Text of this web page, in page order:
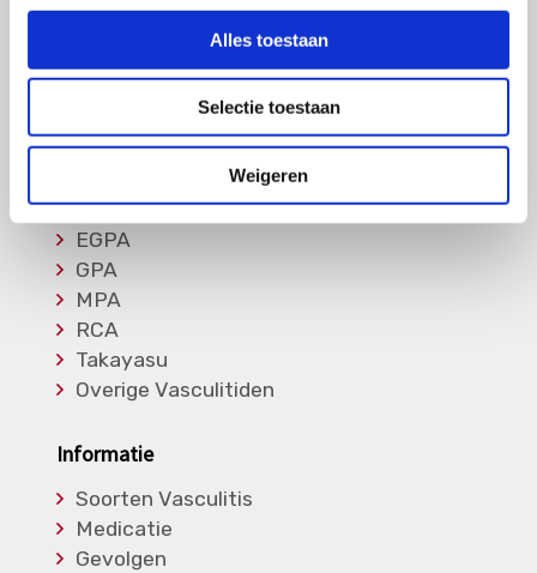
Alles toestaan
Selectie toestaan
Weigeren
Elke werkdag van 10:00 – 17:00
Ziektebeelden
EGPA
GPA
MPA
RCA
Takayasu
Overige Vasculitiden
Informatie
Soorten Vasculitis
Medicatie
Gevolgen